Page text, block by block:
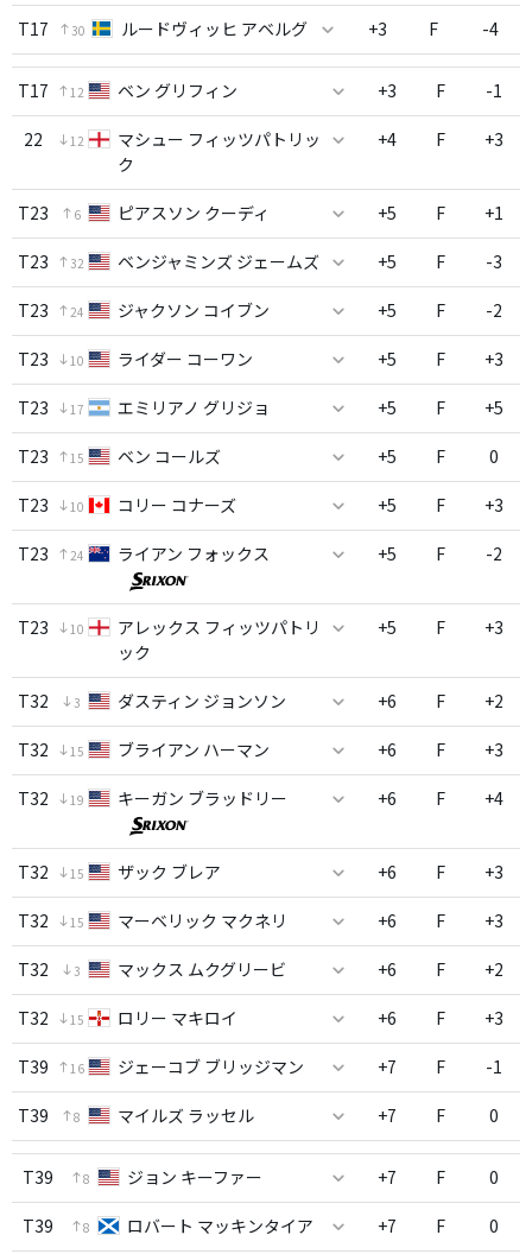
T17 30 ルードヴィッヒ アベルグ +3 F -4
T17 12 ベン グリフィン +3 F -1
22 12
マシュー フィッツパトリッ
ク
+4 F +3
T23 6 ピアスソン クーディ +5 F +1
T23 32 ベンジャミンズ ジェームズ +5 F -3
T23 24 ジャクソン コイブン +5 F -2
T23 10 ライダー コーワン +5 F +3
T23 17 エミリアノ グリジョ +5 F +5
T23 15 ベン コールズ +5 F 0
T23 10 コリー コナーズ +5 F +3
T23 24 ライアン フォックス +5 F -2
T23 10
アレックス フィッツパトリ
ック
+5 F +3
T32 3 ダスティン ジョンソン +6 F +2
T32 15 ブライアン ハーマン +6 F +3
T32 19 キーガン ブラッドリー +6 F +4
T32 15 ザック ブレア +6 F +3
T32 15 マーベリック マクネリ +6 F +3
T32 3 マックス ムクグリービ +6 F +2
T32 15 ロリー マキロイ +6 F +3
T39 16 ジェーコブ ブリッジマン +7 F -1
T39 8 マイルズ ラッセル +7 F 0
T39 8 ジョン キーファー +7 F 0
T39 8 ロバート マッキンタイア +7 F 0